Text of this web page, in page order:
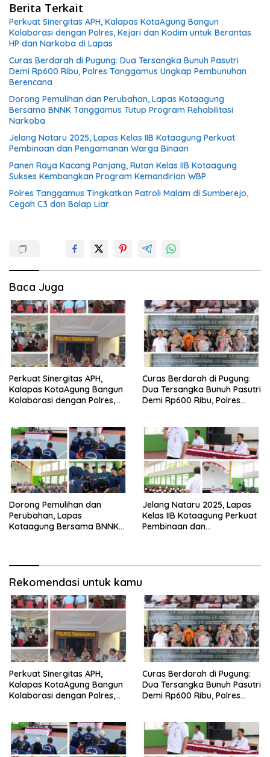
Berita Terkait
Perkuat Sinergitas APH, Kalapas KotaAgung Bangun
Kolaborasi dengan Polres, Kejari dan Kodim untuk Berantas
HP dan Narkoba di Lapas
Curas Berdarah di Pugung: Dua Tersangka Bunuh Pasutri
Demi Rp600 Ribu, Polres Tanggamus Ungkap Pembunuhan
Berencana
Dorong Pemulihan dan Perubahan, Lapas Kotaagung
Bersama BNNK Tanggamus Tutup Program Rehabilitasi
Narkoba
Jelang Nataru 2025, Lapas Kelas IIB Kotaagung Perkuat
Pembinaan dan Pengamanan Warga Binaan
Panen Raya Kacang Panjang, Rutan Kelas IIB Kotaagung
Sukses Kembangkan Program Kemandirian WBP
Polres Tanggamus Tingkatkan Patroli Malam di Sumberejo,
Cegah C3 dan Balap Liar
Baca Juga
Perkuat Sinergitas APH,
Kalapas KotaAgung Bangun
Kolaborasi dengan Polres,
Lapas
Curas Berdarah di Pugung:
Dua Tersangka Bunuh Pasutri
Demi Rp600 Ribu, Polres
Dorong Pemulihan dan
Perubahan, Lapas
Kotaagung Bersama BNNK
Jelang Nataru 2025, Lapas
Kelas IIB Kotaagung Perkuat
Pembinaan dan
Rekomendasi untuk kamu
Perkuat Sinergitas APH,
Kalapas KotaAgung Bangun
Kolaborasi dengan Polres,
Lapas
Curas Berdarah di Pugung:
Dua Tersangka Bunuh Pasutri
Demi Rp600 Ribu, Polres